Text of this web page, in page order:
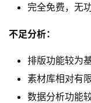
完全免费，无
不足分析：
排版功能较为
素材库相对有
数据分析功能